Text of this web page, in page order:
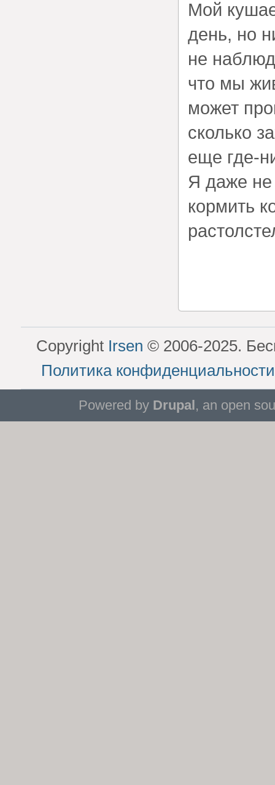
Мой
день, но
не
что мы
может
сколько
еще где-
Я даже
кормить
Copyright Irsen © 2006-2025.
Политика
Powered by Drupal, an open